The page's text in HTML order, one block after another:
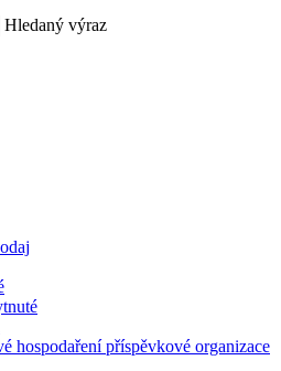
Hledaný výraz
hospodaření příspěvkové organizace